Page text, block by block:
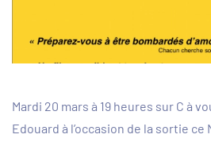
Mardi 20 mars à 19 heures sur C à
Edouard à l’occasion de la sortie